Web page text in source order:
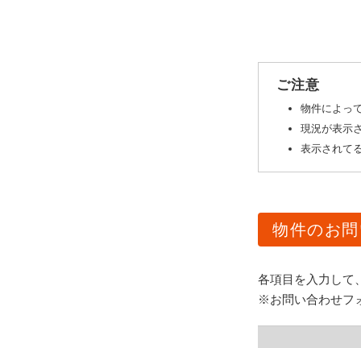
ご注意
物件によっ
現況が表示
表示されて
物件のお
各項目を入力して
※お問い合わせフ